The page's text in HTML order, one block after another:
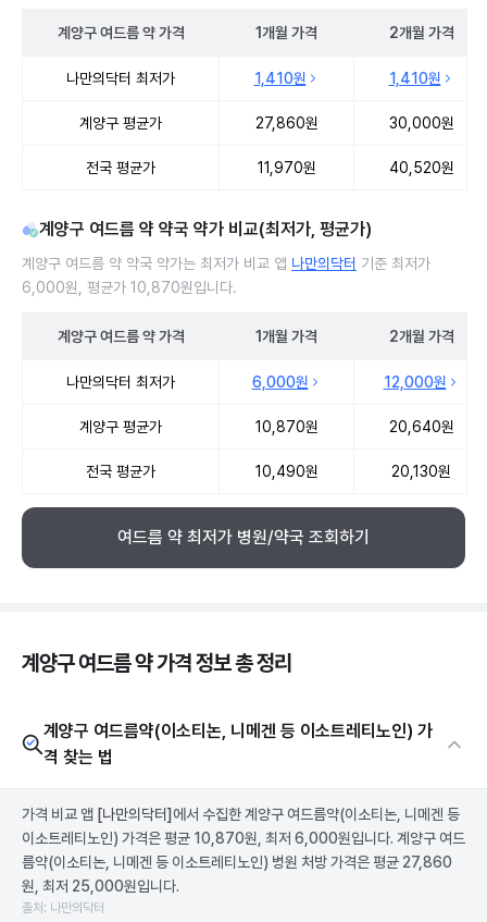
계양구 여드름 약가격 1개월 가격 2개월 가격
나만의닥터 최저가 1,410원 1,410원
계양구 평균가 27,860원 30,000원
전국 평균가 11,970원 40,520원
계양구 여드름 약 약국 약가 비교(최저가, 평균가)
계양구 여드름 약 약국 약가는 최저가 비교 앱 나만의닥터 기준 최저가
6,000원, 평균가 10,870원입니다.
계양구 여드름 약가격 1개월 가격 2개월 가격
나만의닥터 최저가 6,000원 12,000원
계양구 평균가 10,870원 20,640원
전국 평균가 10,490원 20,130원
여드름 약 최저가 병원/약국 조회하기
계양구 여드름 약 가격 정보 총 정리
계양구 여드름약(이소티논, 니메겐 등 이소트레티노인) 가
격 찾는 법
가격 비교 앱 [나만의닥터] 에서 수집한 계양구 여드름약(이소티논, 니메겐 등
이소트레티노인) 가격은 평균 10,870원, 최저 6,000원입니다. 계양구 여드
름약(이소티논, 니메겐 등 이소트레티노인) 병원 처방 가격은 평균 27,860
원, 최저 25,000원입니다.
출처: 나만의닥터